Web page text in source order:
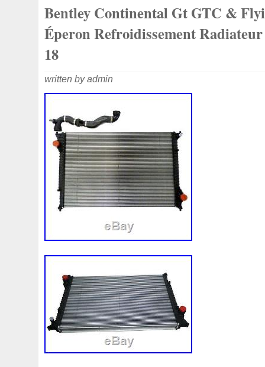
163369-38070
1k0121205 1k0121205ab
1k0298403a 1k0955453s
1s1816103 2-Rangée 2-Rangées
210103417r 21060g2401 21060t5670
214100052r 214104822r 214104eb0b
214108535r 214108706r 214109798r
214814342r
214818h83a 214819674r 21481bm410
220928kh13a0000038 252kw
253103e710 253103k750 25310a4050
253802y000 253803z 25380a4500
256902u000 272105fw0a 289103103r
2q0121203m
Bentley Continental Gt GTC &
Éperon Refroidissement Radiateur
18
written by admin